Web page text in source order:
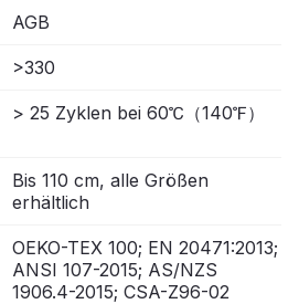
AGB
>330
> 25 Zyklen bei 60℃（140℉）
Bis 110 cm, alle Größen
erhältlich
OEKO-TEX 100; EN 20471:2013;
ANSI 107-2015; AS/NZS
1906.4-2015; CSA-Z96-02